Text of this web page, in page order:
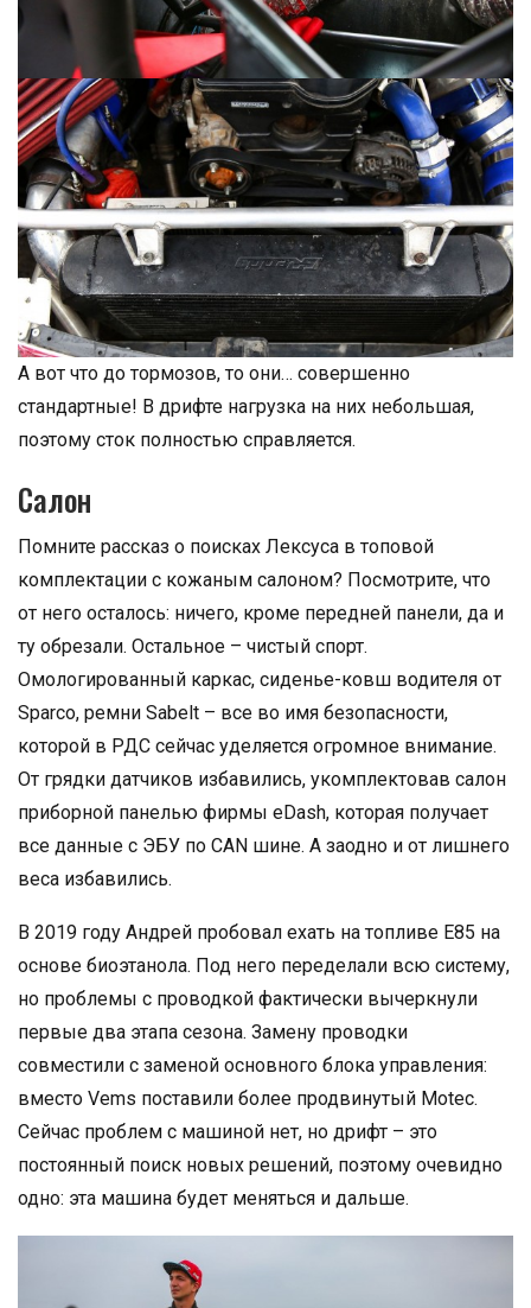
А вот что до тормозов, то они… совершенно
стандартные! В дрифте нагрузка на них небольшая,
поэтому сток полностью справляется.
Салон
Помните рассказ о поисках Лексуса в топовой
комплектации с кожаным салоном? Посмотрите, что
от него осталось: ничего, кроме передней панели, да и
ту обрезали. Остальное – чистый спорт.
Омологированный каркас, сиденье-ковш водителя от
Sparco, ремни Sabelt – все во имя безопасности,
которой в РДС сейчас уделяется огромное внимание.
От грядки датчиков избавились, укомплектовав салон
приборной панелью фирмы eDash, которая получает
все данные с ЭБУ по CAN шине. А заодно и от лишнего
веса избавились.
В 2019 году Андрей пробовал ехать на топливе Е85 на
основе биоэтанола. Под него переделали всю систему,
но проблемы с проводкой фактически вычеркнули
первые два этапа сезона. Замену проводки
совместили с заменой основного блока управления:
вместо Vems поставили более продвинутый Motec.
Сейчас проблем с машиной нет, но дрифт – это
постоянный поиск новых решений, поэтому очевидно
одно: эта машина будет меняться и дальше.